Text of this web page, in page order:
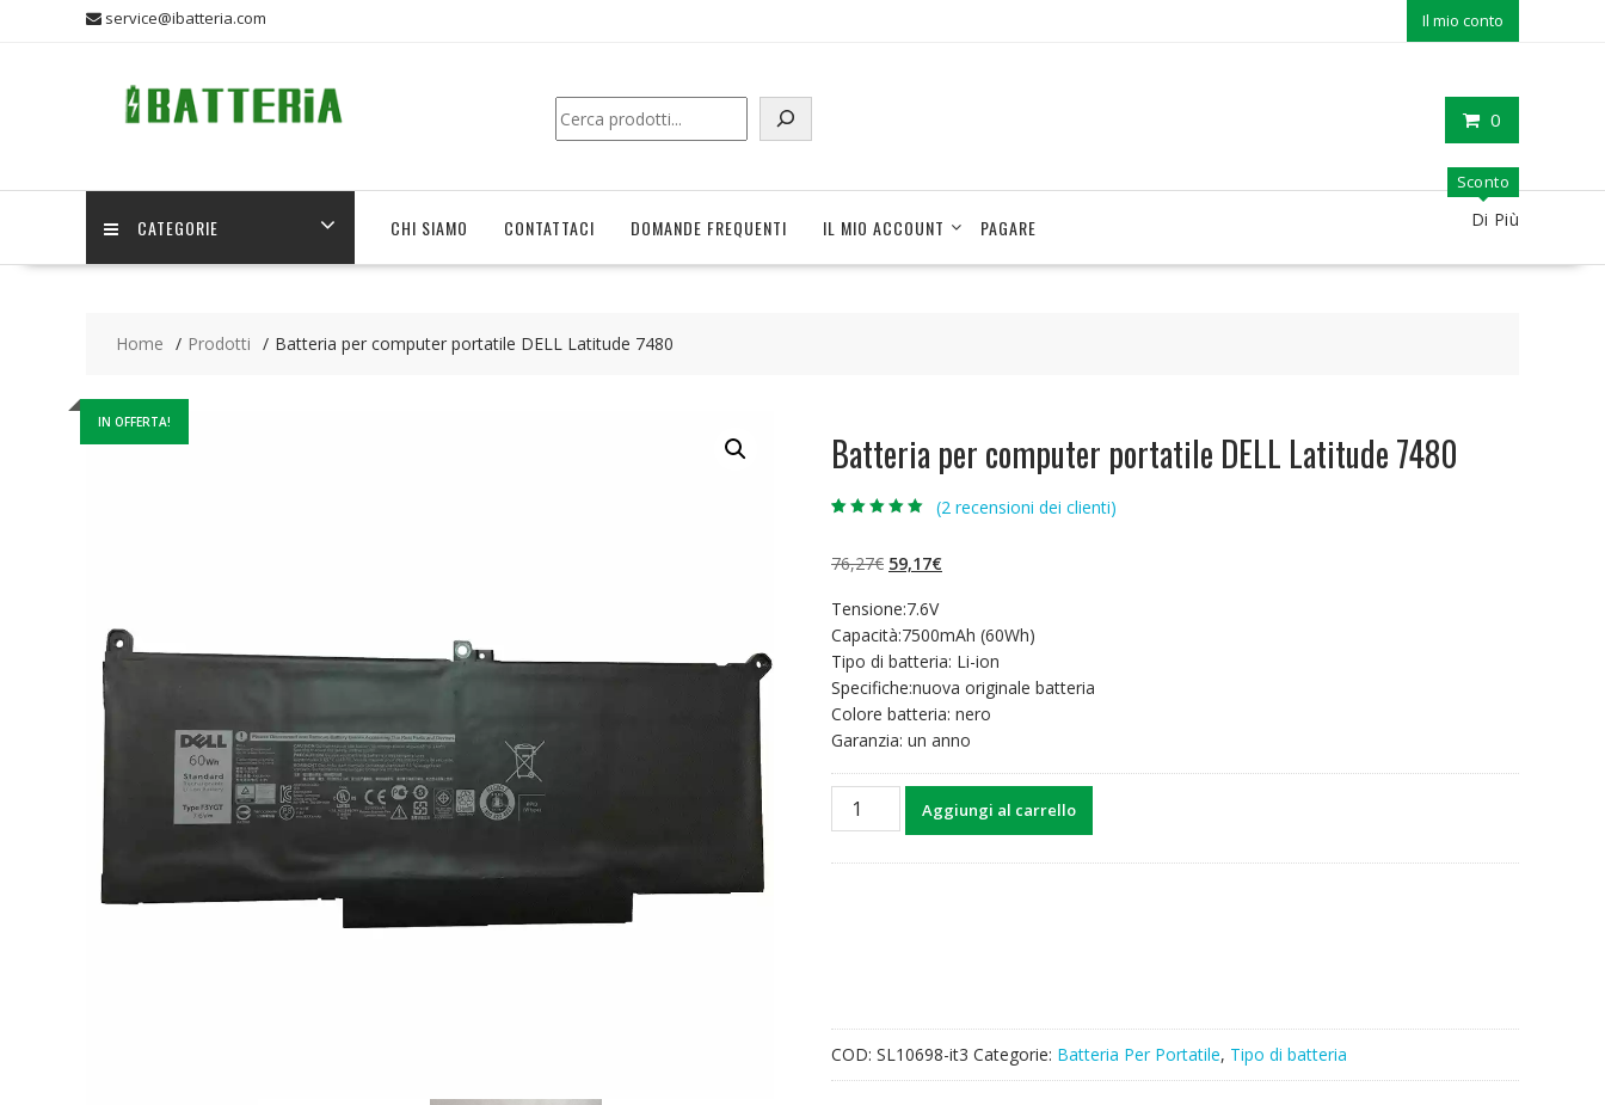
service@ibatteria.com Il mio conto
0
Cerca
CATEGORIE CHI SIAMO CONTATTACI DOMANDE FREQUENTI IL MIO ACCOUNT PAGARE
Sconto
Di Più
Home Prodotti Batteria per computer portatile DELL Latitude 7480
IN OFFERTA!
Batteria per computer portatile DELL Latitude 7480
base di
recensioni
(2 recensioni dei clienti)
76,27€ Il
originale
era:
76,27€.
59,17€Il
è:
59,17€.
Tensione:7.6V
Capacità:7500mAh (60Wh)
Tipo di batteria: Li-ion
Specifiche:nuova originale batteria
Colore batteria: nero
Garanzia: un anno
Batteria
Aggiungi al carrello
COD: SL10698-it3 Categorie: Batteria Per Portatile, Tipo di batteria